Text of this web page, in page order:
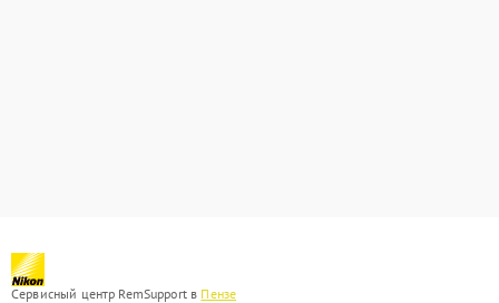
Сервисный центр RemSupport в Пензе